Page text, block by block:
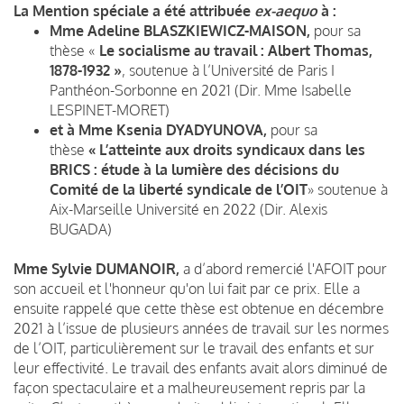
La Mention spéciale a été attribuée ex-aequoà :
Mme Adeline BLASZKIEWICZ-MAISON, pour sa
thèse « Le socialisme au travail : Albert Thomas,
1878-1932 », soutenue à l’Université de Paris I
Panthéon-Sorbonne en 2021 (Dir. Mme Isabelle
LESPINET-MORET)
et à Mme Ksenia DYADYUNOVA, pour sa
thèse « L’atteinte aux droits syndicaux dans les
BRICS : étude à la lumière des décisions du
Comité de la liberté syndicale de l’OIT» soutenue à
Aix-Marseille Université en 2022 (Dir. Alexis
BUGADA)
Mme Sylvie DUMANOIR, a d’abord remercié l'AFOIT pour
son accueil et l'honneur qu'on lui fait par ce prix. Elle a
ensuite rappelé que cette thèse est obtenue en décembre
2021 à l’issue de plusieurs années de travail sur les normes
de l’OIT, particulièrement sur le travail des enfants et sur
leur effectivité. Le travail des enfants avait alors diminué de
façon spectaculaire et a malheureusement repris par la